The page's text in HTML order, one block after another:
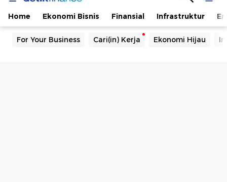
Home Ekonomi Bisnis Finansial Infrastruktur
For Your Business Cari(in) Kerja Ekonomi Hijau